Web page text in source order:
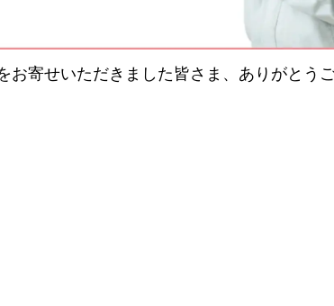
寄せいただきました皆さま、ありがとう